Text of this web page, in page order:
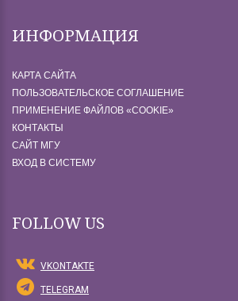
ИНФОРМАЦИЯ
КАРТА САЙТА
ПОЛЬЗОВАТЕЛЬСКОЕ СОГЛАШЕНИЕ
ПРИМЕНЕНИЕ ФАЙЛОВ «СOOKIE»
КОНТАКТЫ
САЙТ МГУ
ВХОД В СИСТЕМУ
FOLLOW US
VKONTAKTE
TELEGRAM